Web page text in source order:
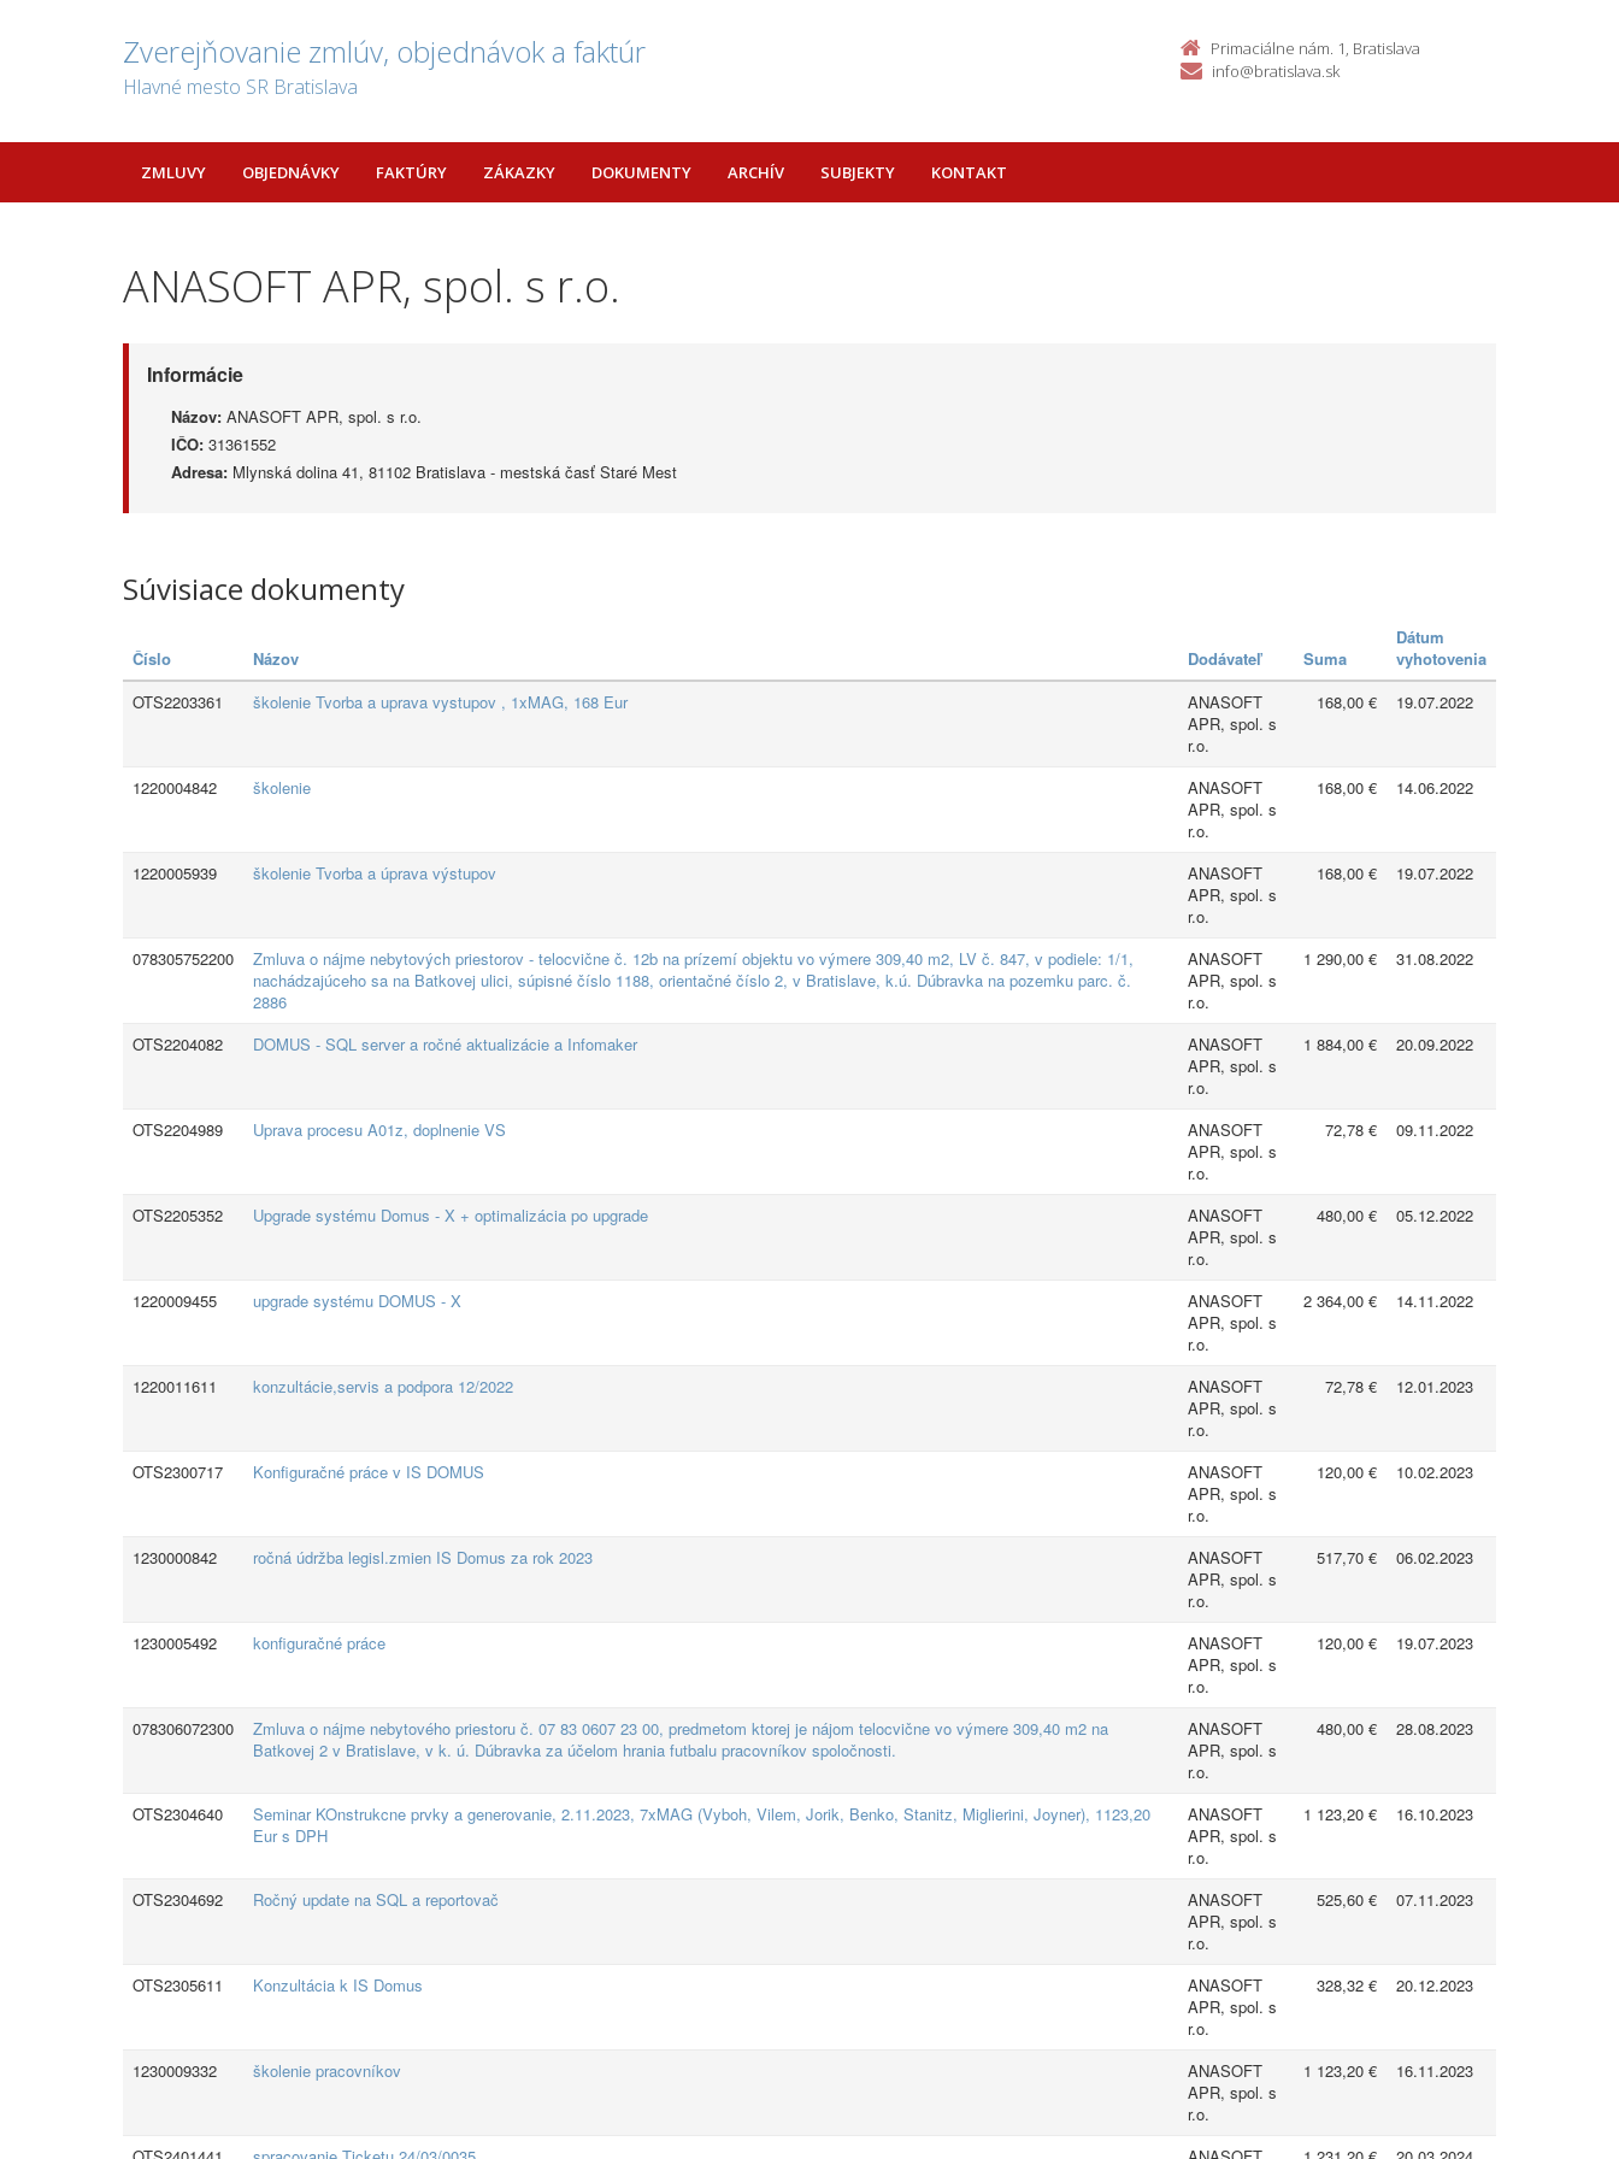
Zverejňovanie zmlúv, objednávok a faktúr
Hlavné mesto SR Bratislava
Primaciálne nám. 1, Bratislava
info@bratislava.sk
ZMLUVY OBJEDNÁVKY FAKTÚRY ZÁKAZKY DOKUMENTY ARCHÍV SUBJEKTY KONTAKT
ANASOFT APR, spol. s r.o.
Informácie
Názov: ANASOFT APR, spol. s r.o.
IČO: 31361552
Adresa: Mlynská dolina 41, 81102 Bratislava - mestská časť Staré Mest
Súvisiace dokumenty
Číslo Názov Dodávateľ Suma
Dátum
vyhotovenia
OTS2203361
školenie Tvorba a uprava vystupov , 1xMAG, 168 Eur
ANASOFT
APR, spol. s
r.o.
168,00 € 19.07.2022
1220004842 školenie
ANASOFT
APR, spol. s
r.o.
168,00 € 14.06.2022
1220005939 školenie Tvorba a úprava výstupov
ANASOFT
APR, spol. s
r.o.
168,00 € 19.07.2022
078305752200
Zmluva o nájme nebytových priestorov - telocvične č. 12b na prízemí objektu vo výmere 309,40 m2, LV č. 847, v podiele: 1/1,
nachádzajúceho sa na Batkovej ulici, súpisné číslo 1188, orientačné číslo 2, v Bratislave, k.ú. Dúbravka na pozemku parc. č.
2886
ANASOFT
APR, spol. s
r.o.
1 290,00 € 31.08.2022
OTS2204082 DOMUS - SQL server a ročné aktualizácie a Infomaker
ANASOFT
APR, spol. s
r.o.
1 884,00 € 20.09.2022
OTS2204989 Uprava procesu A01z, doplnenie VS
ANASOFT
APR, spol. s
r.o.
72,78 € 09.11.2022
OTS2205352 Upgrade systému Domus - X + optimalizácia po upgrade
ANASOFT
APR, spol. s
r.o.
480,00 € 05.12.2022
1220009455 upgrade systému DOMUS - X
ANASOFT
APR, spol. s
r.o.
2 364,00 € 14.11.2022
1220011611 konzultácie,servis a podpora 12/2022
ANASOFT
APR, spol. s
r.o.
72,78 € 12.01.2023
OTS2300717 Konfiguračné práce v IS DOMUS
ANASOFT
APR, spol. s
r.o.
120,00 € 10.02.2023
1230000842 ročná údržba legisl.zmien IS Domus za rok 2023
ANASOFT
APR, spol. s
r.o.
517,70 € 06.02.2023
1230005492 konfiguračné práce
ANASOFT
APR, spol. s
r.o.
120,00 € 19.07.2023
078306072300
Zmluva o nájme nebytového priestoru č. 07 83 0607 23 00, predmetom ktorej je nájom telocvične vo výmere 309,40 m2 na
Batkovej 2 v Bratislave, v k. ú. Dúbravka za účelom hrania futbalu pracovníkov spoločnosti.
ANASOFT
APR, spol. s
r.o.
480,00 € 28.08.2023
OTS2304640
Seminar KOnstrukcne prvky a generovanie, 2.11.2023, 7xMAG (Vyboh, Vilem, Jorik, Benko, Stanitz, Miglierini, Joyner), 1123,20
Eur s DPH
ANASOFT
APR, spol. s
r.o.
1 123,20 € 16.10.2023
OTS2304692 Ročný update na SQL a reportovač
ANASOFT
APR, spol. s
r.o.
525,60 € 07.11.2023
OTS2305611 Konzultácia k IS Domus
ANASOFT
APR, spol. s
r.o.
328,32 € 20.12.2023
1230009332 školenie pracovníkov
ANASOFT
APR, spol. s
r.o.
1 123,20 € 16.11.2023